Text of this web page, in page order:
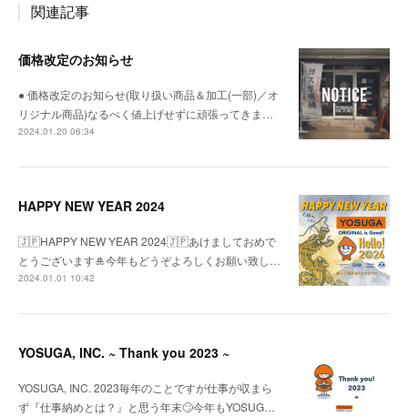
関連記事
価格改定のお知らせ
● 価格改定のお知らせ(取り扱い商品＆加工(一部)／オ
リジナル商品)なるべく値上げせずに頑張ってきま…
2024.01.20 06:34
HAPPY NEW YEAR 2024
🇯🇵HAPPY NEW YEAR 2024🇯🇵あけましておめで
とうございます🎍今年もどうぞよろしくお願い致し…
2024.01.01 10:42
YOSUGA, INC. ~ Thank you 2023 ~
YOSUGA, INC. 2023毎年のことですが仕事が収まら
ず『仕事納めとは？』と思う年末🙄今年もYOSUG…